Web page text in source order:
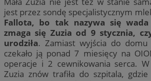
jest przez sondę specjalistycznym
Fallota, bo tak nazywa się
zmaga się Zuzia od 9 stycznia,
urodziła. Zamiast wyjścia do
czekało ją ponad 7 miesięcy na
operacje i 2 cewnikowania serca.
Zuzia znów trafiła do szpitala, gdzie